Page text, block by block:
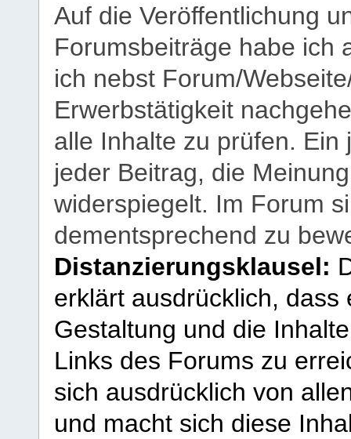
Auf die Veröffentlichung
Forumsbeiträge habe ich
ich nebst Forum/
Erwerbstätigkeit
alle Inhalte zu prüfen.
jeder Beitrag, die
widerspiegelt. Im Forum
dementsprechend zu
Distanzierungsklausel:
erklärt ausdrücklich,
Gestaltung und die
Links des Forums zu
sich ausdrücklich von
und macht sich diese